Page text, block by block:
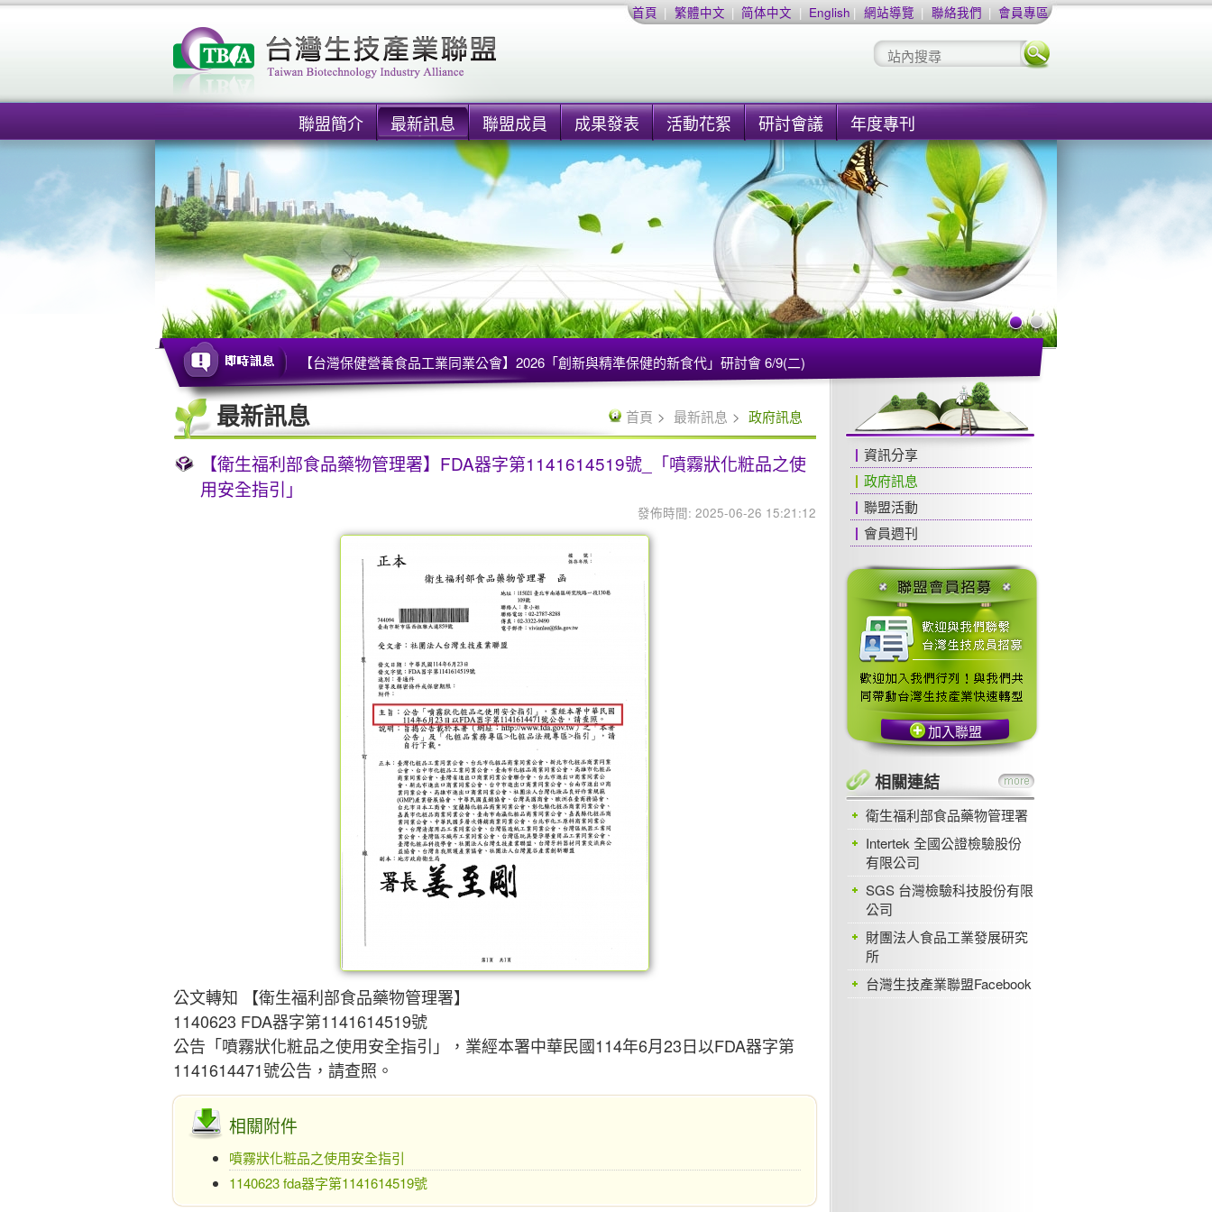
首頁 | 繁體中文 | 简体中文 | English | 網站導覽 | 聯絡我們 | 會員專區
聯盟簡介 最新訊息 聯盟成員 成果發表 活動花絮 研討會議 年度專刊
【台灣保健營養食品工業同業公會】2026「創新與精準保健的新食代」研討會 6/9(二)
首頁 最新訊息 政府訊息
最新訊息
【衛生福利部食品藥物管理署】FDA器字第1141614519號_「噴霧狀化粧品之使
用安全指引」
發佈時間: 2025-06-26 15:21:12
公文轉知 【衛生福利部食品藥物管理署】
1140623 FDA器字第1141614519號
公告「噴霧狀化粧品之使用安全指引」，業經本署中華民國114年6月23日以FDA器字第
1141614471號公告，請查照。
相關附件
噴霧狀化粧品之使用安全指引
1140623 fda器字第1141614519號
資訊分享
政府訊息
聯盟活動
會員週刊
加入聯盟
相關連結
衛生福利部食品藥物管理署
Intertek 全國公證檢驗股份
有限公司
SGS 台灣檢驗科技股份有限
公司
財團法人食品工業發展研究
所
台灣生技產業聯盟Facebook